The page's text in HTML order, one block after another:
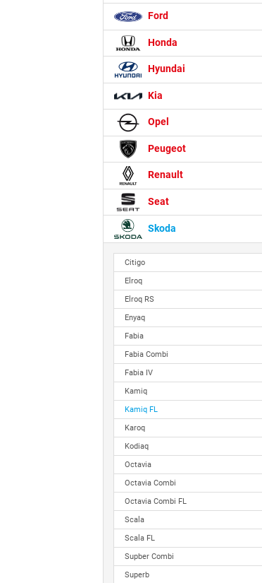
Ford
Honda
Hyundai
Kia
Opel
Peugeot
Renault
Seat
Skoda
Citigo
Elroq
Elroq RS
Enyaq
Fabia
Fabia Combi
Fabia IV
Kamiq
Kamiq FL
Karoq
Kodiaq
Octavia
Octavia Combi
Octavia Combi FL
Scala
Scala FL
Supber Combi
Superb